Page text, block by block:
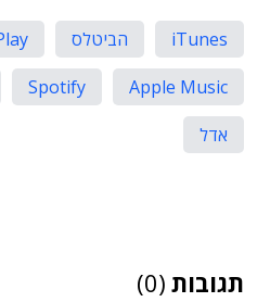
iTunes הביטלס
Apple Music
Spotify
אדל
תגובות (0)